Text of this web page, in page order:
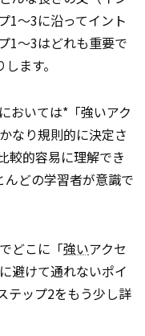
1〜3に沿ってイント
1〜3はどれも重要で
ます。
おいては*「強いアク
なり規則的に決定さ
較的容易に理解でき
どの学習者が意識で
どこに「強いアクセ
避けて通れないポイ
テップ2をもう少し詳